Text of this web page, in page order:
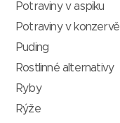
Potraviny v aspiku
Potraviny v konzervě
Puding
Rostlinné alternativy
Ryby
Rýže